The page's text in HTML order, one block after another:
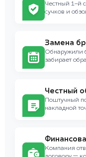
Честный 1-й
сучков и
Замена
Обнаружили
забирает
Честный
Поштучный
накладной
Компания